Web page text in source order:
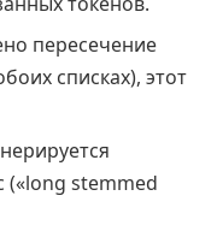
пересечение
списках), этот
stemmed